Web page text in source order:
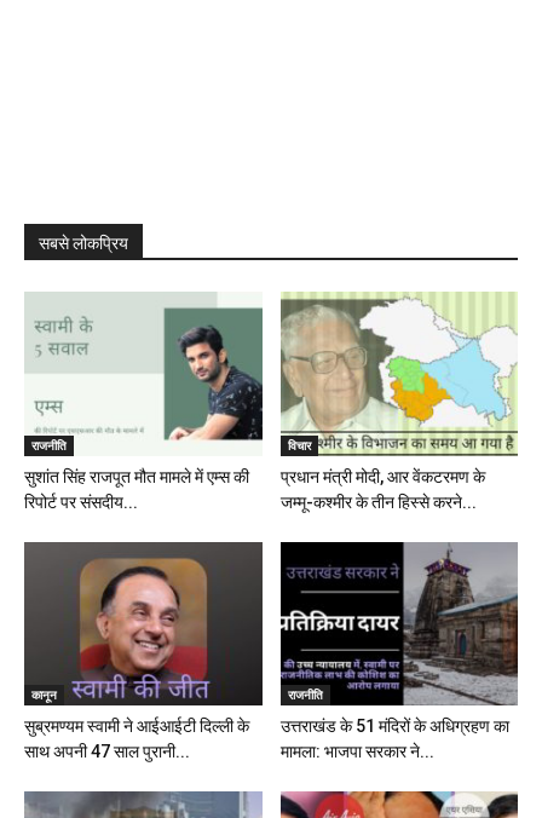
सबसे लोकप्रिय
राजनीति
सुशांत सिंह राजपूत मौत मामले में एम्स की
रिपोर्ट पर संसदीय...
विचार
प्रधान मंत्री मोदी, आर वेंकटरमण के
जम्मू-कश्मीर के तीन हिस्से करने...
कानून
सुब्रमण्यम स्वामी ने आईआईटी दिल्ली के
साथ अपनी 47 साल पुरानी...
राजनीति
उत्तराखंड के 51 मंदिरों के अधिग्रहण का
मामला: भाजपा सरकार ने...